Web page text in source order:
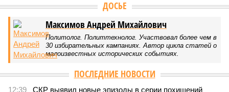
ДОСЬЕ
Максимов Андрей Михайлович
Политолог. Политтехнолог. Участвовал более чем в
30 избирательных кампаниях. Автор цикла статей о
малоизвестных исторических событиях.
ПОСЛЕДНИЕ НОВОСТИ
12:39 СКР выявил новые эпизоды в серии похищений